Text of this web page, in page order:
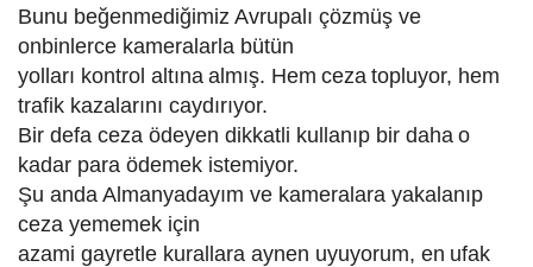
Bunu beğenmediğimiz Avrupalı çözmüş ve
onbinlerce kameralarla bütün
yolları kontrol altına almış. Hem ceza topluyor, hem
trafik kazalarını caydırıyor.
Bir defa ceza ödeyen dikkatli kullanıp bir daha o
kadar para ödemek istemiyor.
Şu anda Almanyadayım ve kameralara yakalanıp
ceza yememek için
azami gayretle kurallara aynen uyuyorum, en ufak